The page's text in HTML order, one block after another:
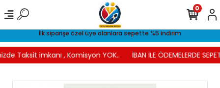
İlk siparişe özel üye olanlara sepette %5 indirim
Taksit imkanı , Komisyon YOK.. İBAN İLE ÖDEMELERDE
0